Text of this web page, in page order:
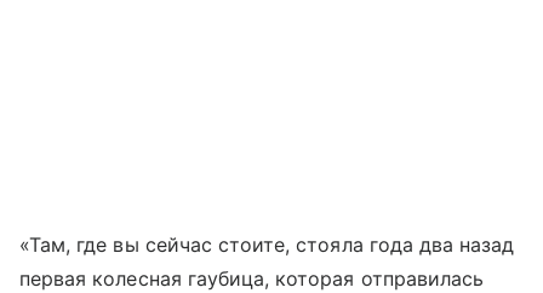
«Там, где вы сейчас стоите, стояла года два назад
первая колесная гаубица, которая отправилась